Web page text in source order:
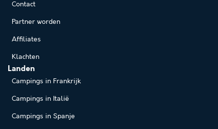
Contact
Partner worden
Affiliates
Klachten
Landen
Campings in Frankrijk
Campings in Italië
Campings in Spanje